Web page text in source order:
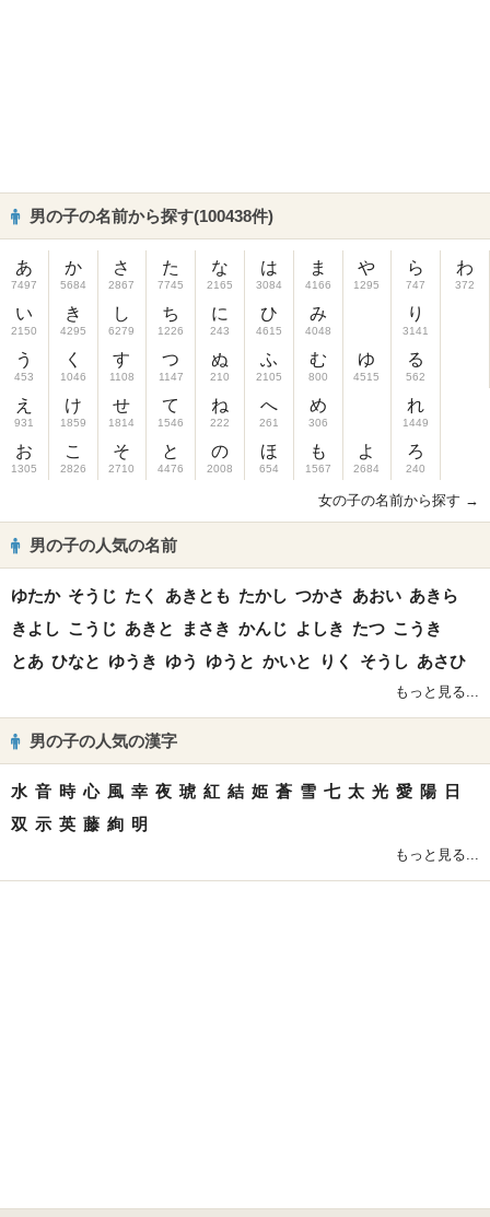
男の子の名前から探す(100438件)
あ
7497
い
2150
う
453
え
931
お
1305
か
5684
き
4295
く
1046
け
1859
こ
2826
さ
2867
し
6279
す
1108
せ
1814
そ
2710
た
7745
ち
1226
つ
1147
て
1546
と
4476
な
2165
に
243
ぬ
210
ね
222
の
2008
は
3084
ひ
4615
ふ
2105
へ
261
ほ
654
ま
4166
み
4048
む
800
め
306
も
1567
や
1295
ゆ
4515
よ
2684
ら
747
り
3141
る
562
れ
1449
ろ
240
わ
372
女の子の名前から探す →
男の子の人気の名前
ゆたか そうじ たく あきとも たかし つかさ あおい あきら
きよし こうじ あきと まさき かんじ よしき たつ こうき
とあ ひなと ゆうき ゆう ゆうと かいと りく そうし あさひ
もっと見る...
男の子の人気の漢字
水 音 時 心 風 幸 夜 琥 紅 結 姫 蒼 雪 七 太 光 愛 陽
日
双 示 英 藤 絢 明
もっと見る...